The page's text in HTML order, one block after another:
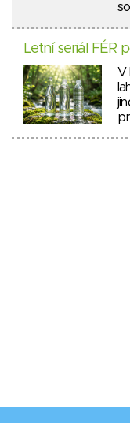
Letní seriál FÉR
V